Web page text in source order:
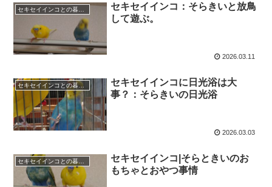
セキセイインコ：そらきいと放鳥
して遊ぶ。
2026.03.11
セキセイインコとの暮らし
セキセイインコに日光浴は大
事？：そらきいの日光浴
2026.03.03
セキセイインコ|そらときいのお
もちゃとおやつ事情